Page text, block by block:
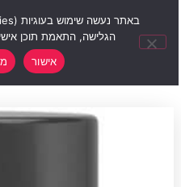
הגלישה, התאמת תוכן אישי
אישור